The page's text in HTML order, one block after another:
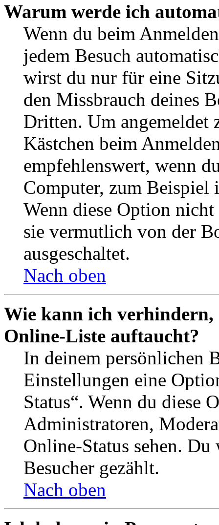
Warum werde ich
Wenn du beim
jedem Besuch
wirst du nur für eine
den Missbrauch deines
Dritten. Um angemeldet
Kästchen beim
empfehlenswert, wenn
Computer, zum Beispiel
Wenn diese Option
sie vermutlich von der
ausgeschaltet.
Nach oben
Wie kann ich verhindern,
Online-Liste auftaucht?
In deinem persönlichen
Einstellungen eine
Status“. Wenn du diese
Administratoren,
Online-Status sehen.
Besucher gezählt.
Nach oben